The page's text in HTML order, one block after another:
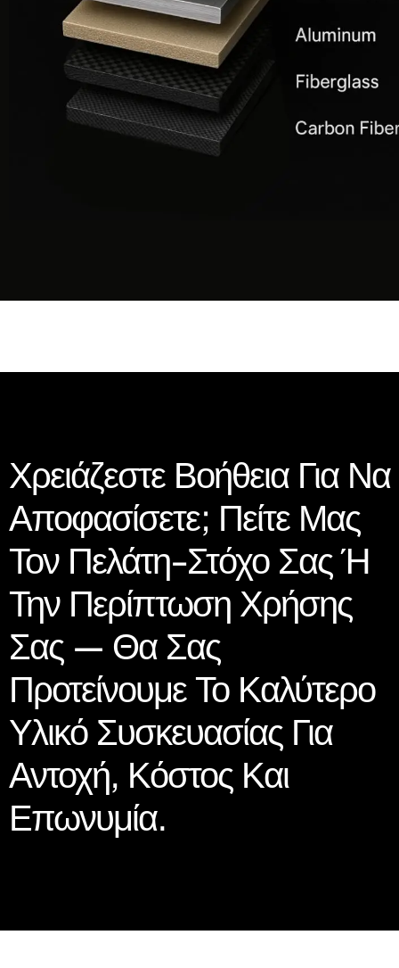
Χρειάζεστε Βοήθεια Για Να
Αποφασίσετε; Πείτε Μας
Τον Πελάτη-Στόχο Σας Ή
Την Περίπτωση Χρήσης
Σας — Θα Σας
Προτείνουμε Το Καλύτερο
Υλικό Συσκευασίας Για
Αντοχή, Κόστος Και
Επωνυμία.